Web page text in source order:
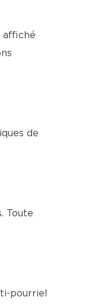
affiché
de
Toute
pourriel